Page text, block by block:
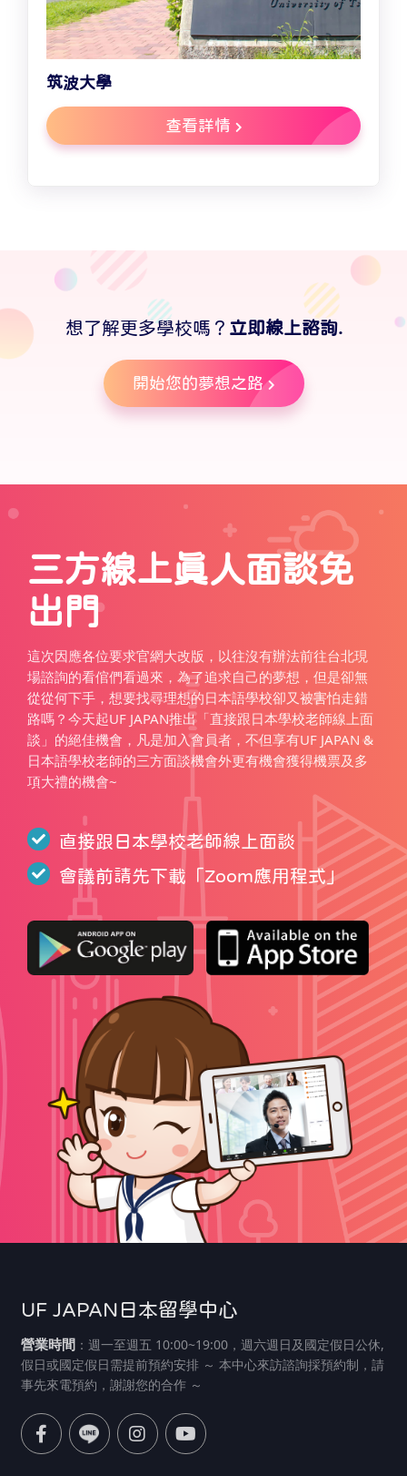
筑波大學
查看詳情
想了解更多學校嗎？ 立即線上諮詢.
開始您的夢想之路
三方線上真人面談免
出門
這次因應各位要求官網大改版，以往沒有辦法前往台北現
場諮詢的看倌們看過來，為了追求自己的夢想，但是卻無
從從何下手，想要找尋理想的日本語學校卻又被害怕走錯
路嗎？今天起UF JAPAN推出「直接跟日本學校老師線上面
談」的絕佳機會，凡是加入會員者，不但享有UF JAPAN &
日本語學校老師的三方面談機會外更有機會獲得機票及多
項大禮的機會~
直接跟日本學校老師線上面談
會議前請先下載「 Zoom應用程式」
UF JAPAN日本留學中心
營業時間：週一至週五 10:00~19:00，週六週日及國定假日公休,
假日或國定假日需提前預約安排 ～ 本中心來訪諮詢採預約制，請
事先來電預約，謝謝您的合作 ～